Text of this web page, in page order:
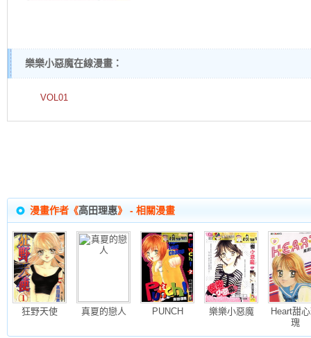
樂樂小惡魔在線漫畫：
VOL01
漫畫作者《高田理惠》 - 相關漫畫
狂野天使 真夏的戀人 PUNCH 樂樂小惡魔
Heart甜
瑰